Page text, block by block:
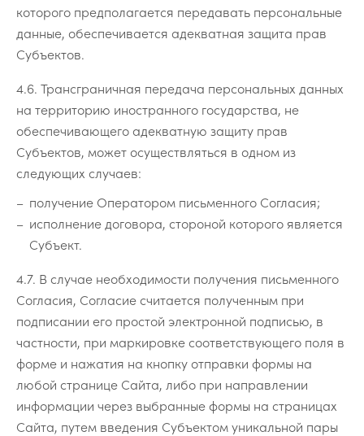
которого предполагается передавать персональные
данные, обеспечивается адекватная защита прав
Субъектов.
4.6. Трансграничная передача персональных данных
на территорию иностранного государства, не
обеспечивающего адекватную защиту прав
Cубъектов, может осуществляться в одном из
следующих случаев:
получение Оператором письменного Согласия;
исполнение договора, стороной которого является
Субъект.
4.7. В случае необходимости получения письменного
Согласия, Согласие считается полученным при
подписании его простой электронной подписью, в
частности, при маркировке соответствующего поля в
форме и нажатия на кнопку отправки формы на
любой странице Сайта, либо при направлении
информации через выбранные формы на страницах
Сайта, путем введения Субъектом уникальной пары